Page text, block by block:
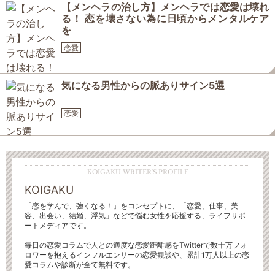
【メンヘラの治し方】メンヘラでは恋愛は壊れ
る！ 恋を壊さない為に日頃からメンタルケア
を
恋愛
気になる男性からの脈ありサイン5選
恋愛
KOIGAKU WRITER'S PROFILE
KOIGAKU
「恋を学んで、強くなる！」をコンセプトに、「恋愛、仕事、美
容、出会い、結婚、浮気」などで悩む女性を応援する、ライフサポ
ートメディアです。
毎日の恋愛コラムで人との適度な恋愛距離感をTwitterで数十万フォ
ロワーを抱えるインフルエンサーの恋愛観談や、累計1万人以上の恋
愛コラムや診断が全て無料です。